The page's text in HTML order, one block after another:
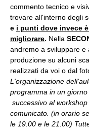
commento tecnico e
trovare all'interno degli
e i punti dove invece
migliorare. Nella
andremo a sviluppare e
produzione su alcuni
realizzati da voi o dal
L'organizzazione
programma in un
successivo al
comunicato. (in orario
le 19.00 e le 21.00)